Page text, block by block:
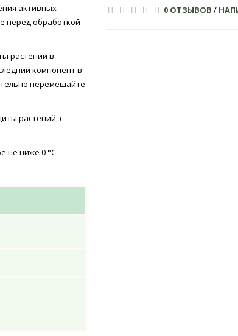
активных
перед обработкой
растений в
компонент в
перемешайте
растений, с
не ниже 0 °С.
0 ОТЗЫВОВ /